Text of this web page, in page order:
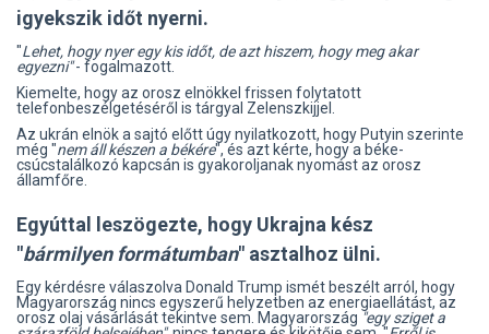
igyekszik időt nyerni.
"Lehet, hogy nyer egy kis időt, de azt hiszem, hogy meg akar
egyezni"- fogalmazott.
Kiemelte, hogy az orosz elnökkel frissen folytatott
telefonbeszélgetéséről is tárgyal Zelenszkijjel.
Az ukrán elnök a sajtó előtt úgy nyilatkozott, hogy Putyin szerinte
még "nem áll készen a békére", és azt kérte, hogy a béke-
csúcstalálkozó kapcsán is gyakoroljanak nyomást az orosz
államfőre.
Egyúttal leszögezte, hogy Ukrajna kész
"bármilyen formátumban" asztalhoz ülni.
Egy kérdésre válaszolva Donald Trump ismét beszélt arról, hogy
Magyarország nincs egyszerű helyzetben az energiaellátást, az
orosz olaj vásárlását tekintve sem. Magyarország "egy sziget a